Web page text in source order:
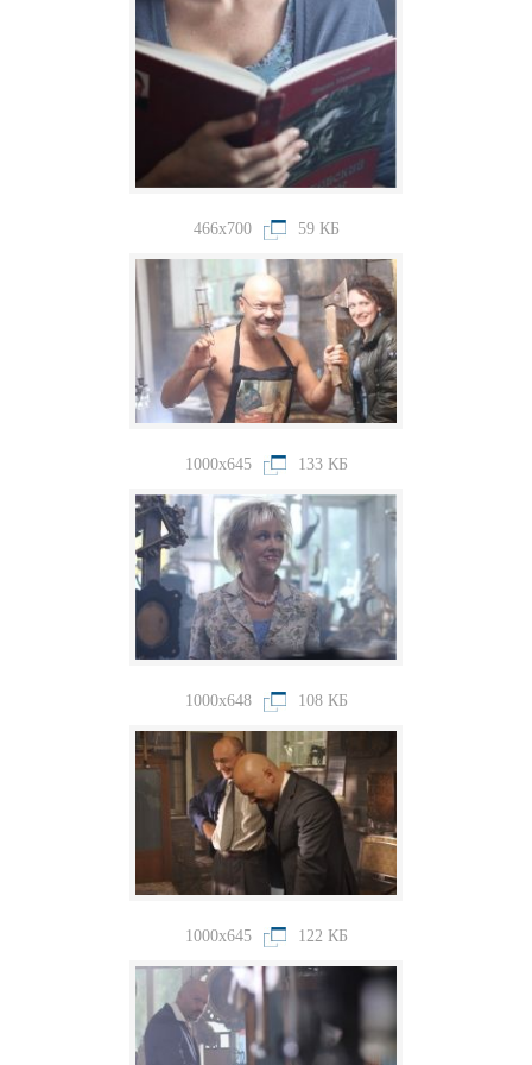
466x700 59 КБ
1000x645 133 КБ
1000x648 108 КБ
1000x645 122 КБ